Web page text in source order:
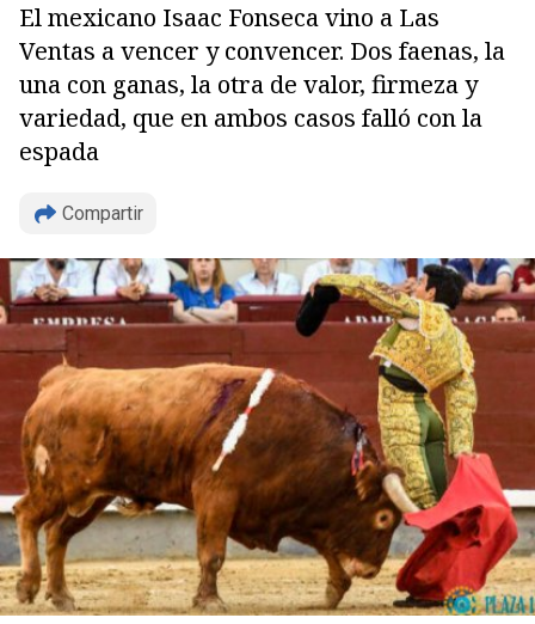
El mexicano Isaac Fonseca vino a Las
Ventas a vencer y convencer. Dos faenas, la
una con ganas, la otra de valor, firmeza y
variedad, que en ambos casos falló con la
espada
Compartir